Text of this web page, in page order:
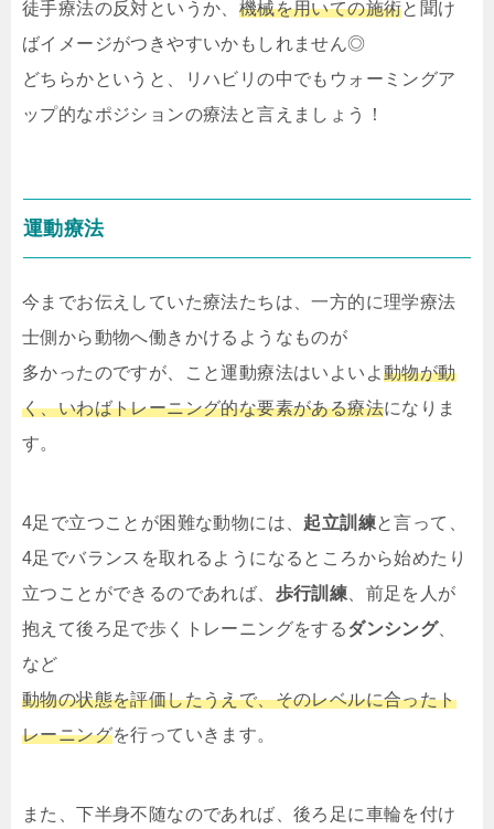
徒手療法の反対というか、 機械を用いての施術と聞け
ばイメージがつきやすいかもしれません◎
どちらかというと、リハビリの中でもウォーミングア
ップ的なポジションの療法と言えましょう！
運動療法
今までお伝えしていた療法たちは、一方的に理学療法
士側から動物へ働きかけるようなものが
多かったのですが、こと運動療法はいよいよ動物が動
く、いわばトレーニング的な要素がある療法になりま
す。
4足で立つことが困難な動物には、 起立訓練と言って、
4足でバランスを取れるようになるところから始めたり
立つことができるのであれば、 歩行訓練 、前足を人が
抱えて後ろ足で歩くトレーニングをするダンシング、
など
動物の状態を評価したうえで、そのレベルに合ったト
レーニングを行っていきます。
また、下半身不随なのであれば、後ろ足に車輪を付け